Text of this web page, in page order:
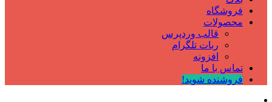
فروشگاه
محصولات
قالب وردپرس
ربات تلگرام
افزونه
تماس با ما
فروشنده شوید!